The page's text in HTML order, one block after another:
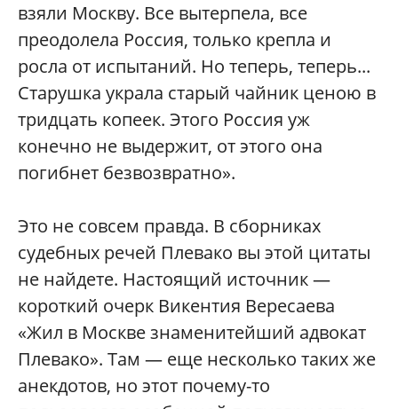
взяли Москву. Все вытерпела, все
преодолела Россия, только крепла и
росла от испытаний. Но теперь, теперь...
Старушка украла старый чайник ценою в
тридцать копеек. Этого Россия уж
конечно не выдержит, от этого она
погибнет безвозвратно».
Это не совсем правда. В сборниках
судебных речей Плевако вы этой цитаты
не найдете. Настоящий источник —
короткий очерк Викентия Вересаева
«Жил в Москве знаменитейший адвокат
Плевако». Там — еще несколько таких же
анекдотов, но этот почему-то